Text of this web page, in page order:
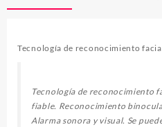
Tecnología de reconocimiento
Tecnología de reconocimiento
fiable. Reconocimiento
Alarma sonora y visual. Se